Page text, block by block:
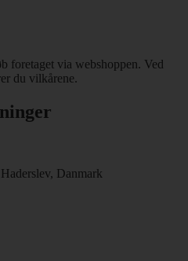
foretaget via webshoppen. Ved
du vilkårene.
Danmark